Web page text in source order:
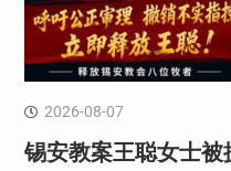
2026-08-07
锡安教案王聪女士